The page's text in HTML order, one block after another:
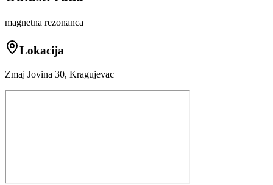
magnetna rezonanca
Lokacija
Zmaj Jovina 30, Kragujevac